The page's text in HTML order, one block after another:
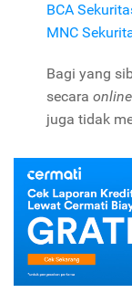
BCA
MNC
Bagi yang
secara online
juga tidak